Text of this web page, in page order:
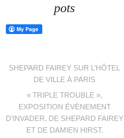
pots
SHEPARD FAIREY SUR L’HÔTEL
DE VILLE À PARIS
« TRIPLE TROUBLE »,
EXPOSITION ÉVÈNEMENT
D’INVADER, DE SHEPARD FAIREY
ET DE DAMIEN HIRST.